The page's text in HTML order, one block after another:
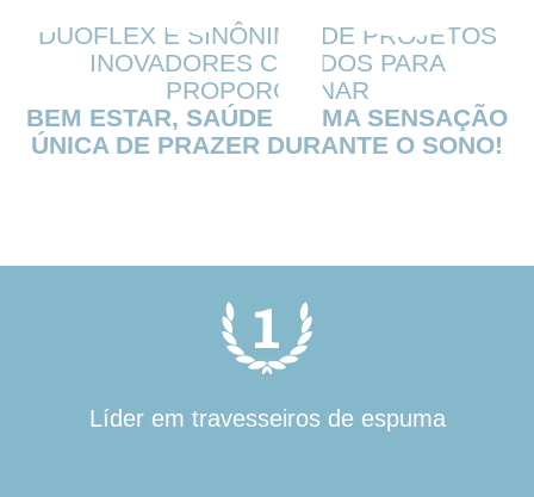
DUOFLEX É SINÔNIMO DE PROJETOS
INOVADORES CRIADOS PARA
PROPORCIONAR
BEM ESTAR, SAÚDE E UMA SENSAÇÃO
ÚNICA DE PRAZER DURANTE O SONO!
Líder em travesseiros de espuma